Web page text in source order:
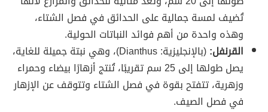
تُضيف لمسة جمالية على الحدائق في فصل الشتاء،
وهذه واحدة من أهم فوائد النباتات الحولية.
القرنفل:(بالإنجليزية:
Dianthus)، وهي نبتة جميلة للغاية،
يصل طولها إلى 25 سم تقريبًا، تُنتج أزهارًا بيضاء وحمراء
وزهرية، تتفتح بقوة في فصل الشتاء وتتوقف عن الإزهار
في فصل الصيف.